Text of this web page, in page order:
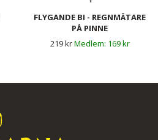
FLYGANDE BI - REGNMÄTARE
PÅ PINNE
219 kr
169 kr